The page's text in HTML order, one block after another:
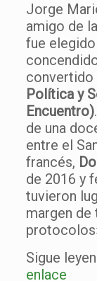
Jorge
amigo de
fue
convertido
Política y
Encuentro)
de una
entre el
francés,
de 2016 y
tuvieron
margen
Sigue
enlace